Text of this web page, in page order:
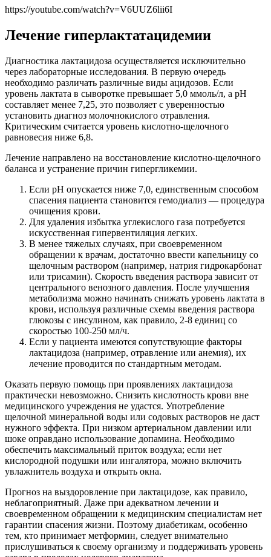
https://youtube.com/watch?v=V6UUZ6lii6I
Лечение гиперлактатацидемии
Диагностика лактацидоза осуществляется исключительно
через лабораторные исследования. В первую очередь
необходимо различать различные виды ацидозов. Если
уровень лактата в сыворотке превышает 5,0 ммоль/л, а pH
составляет менее 7,25, это позволяет с уверенностью
установить диагноз молочнокислого отравления.
Критическим считается уровень кислотно-щелочного
равновесия ниже 6,8.
Лечение направлено на восстановление кислотно-щелочного
баланса и устранение причин гипергликемии.
Если pH опускается ниже 7,0, единственным способом
спасения пациента становится гемодиализ — процедура
очищения крови.
Для удаления избытка углекислого газа потребуется
искусственная гипервентиляция легких.
В менее тяжелых случаях, при своевременном
обращении к врачам, достаточно ввести капельницу со
щелочным раствором (например, натрия гидрокарбонат
или трисамин). Скорость введения раствора зависит от
центрального венозного давления. После улучшения
метаболизма можно начинать снижать уровень лактата в
крови, используя различные схемы введения раствора
глюкозы с инсулином, как правило, 2-8 единиц со
скоростью 100-250 мл/ч.
Если у пациента имеются сопутствующие факторы
лактацидоза (например, отравление или анемия), их
лечение проводится по стандартным методам.
Оказать первую помощь при проявлениях лактацидоза
практически невозможно. Снизить кислотность крови вне
медицинского учреждения не удастся. Употребление
щелочной минеральной воды или содовых растворов не даст
нужного эффекта. При низком артериальном давлении или
шоке оправдано использование допамина. Необходимо
обеспечить максимальный приток воздуха; если нет
кислородной подушки или ингалятора, можно включить
увлажнитель воздуха и открыть окна.
Прогноз на выздоровление при лактацидозе, как правило,
неблагоприятный. Даже при адекватном лечении и
своевременном обращении к медицинским специалистам нет
гарантии спасения жизни. Поэтому диабетикам, особенно
тем, кто принимает метформин, следует внимательно
прислушиваться к своему организму и поддерживать уровень